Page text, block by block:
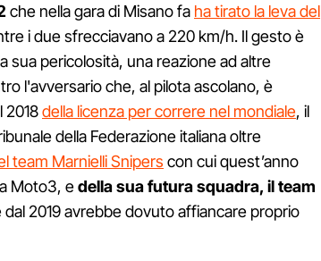
che nella gara di Misano fa ha tirato la leva del
i due sfrecciavano a 220 km/h. Il gesto è
sua pericolosità, una reazione ad altre
l'avversario che, al pilota ascolano, è
2018della licenza per correre nel mondiale, il
della Federazione italiana oltre
team Marnielli Snipers con cui quest’anno
Moto3, edella sua futura squadra, il team
dal 2019 avrebbe dovuto affiancare proprio